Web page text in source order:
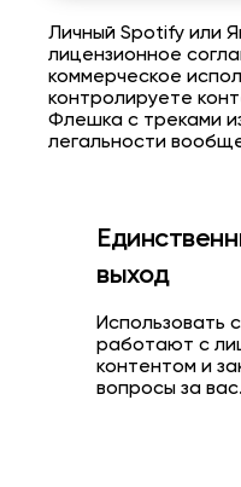
Личный Spotify или
лицензионное
коммерческое
контролируете
Флешка с треками
легальности
выход
Использовать
работают с
контентом и
вопросы за вас.